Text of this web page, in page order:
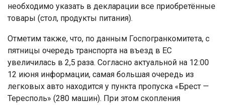
необходимо указать в декларации все приобретённые
товары (стол, продукты питания).
Отметим также, что, по данным Госпогранкомитета, с
пятницы очередь транспорта на въезд в ЕС
увеличилась в 2,5 раза. Согласно актуальной на 12:00
12 июня информации, самая большая очередь из
легковых авто находится у пункта пропуска «Брест —
Тересполь» (280 машин). При этом скопления